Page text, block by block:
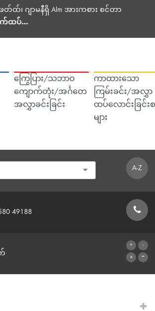
ထ်၊ ဂျာမနီရှိ Alm အားကစား စင်တာ
က်ထပ်…
ကြွေပြား/သဘာဝ
ကျောက်တုံး/အင်္ဂတေ
အလွှာခင်းခြင်း
ကာထားသော
ကြမ်းခင်း/အလွှာ
ထပ်လောင်းခြင်း
များ
A-Z
49188